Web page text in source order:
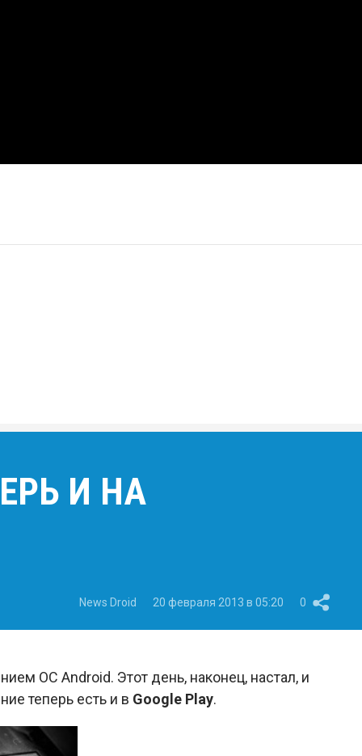
И НА
News Droid 20 февраля 2013 в 05:20 0
ОС Android. Этот день, наконец, настал, и
теперь есть и в Google Play.